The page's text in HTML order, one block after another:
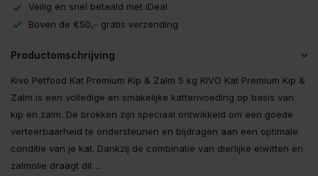
Veilig en snel betaald met iDeal
Boven de €50,- gratis verzending
Productomschrijving
Kivo Petfood Kat Premium Kip & Zalm 5 kg KIVO Kat Premium Kip &
Zalm is een volledige en smakelijke kattenvoeding op basis van
kip en zalm. De brokken zijn speciaal ontwikkeld om een goede
verteerbaarheid te ondersteunen en bijdragen aan een optimale
conditie van je kat. Dankzij de combinatie van dierlijke eiwitten en
zalmolie draagt dit ...